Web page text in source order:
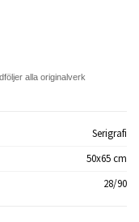
alla originalverk
Serigrafi
50x65 cm
28/90